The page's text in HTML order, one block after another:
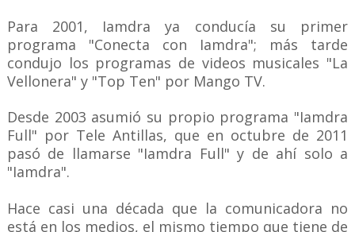
Para 2001, Iamdra ya conducía su primer
programa "Conecta con Iamdra"; más tarde
condujo los programas de videos musicales "La
Vellonera" y "Top Ten" por Mango TV.
Desde 2003 asumió su propio programa "Iamdra
Full" por Tele Antillas, que en octubre de 2011
pasó de llamarse "Iamdra Full" y de ahí solo a
"Iamdra".
Hace casi una década que la comunicadora no
está en los medios, el mismo tiempo que tiene de